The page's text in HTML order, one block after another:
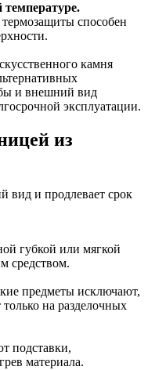
термозащиты способен
камня
и внешний вид
эксплуатации.
из
вид и продлевает срок
губкой или мягкой
средством.
предметы исключают,
на разделочных
подставки,
материала.